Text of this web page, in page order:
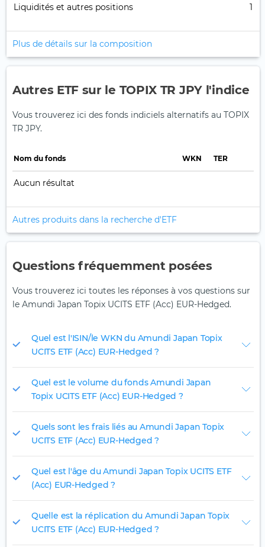
Liquidités et autres positions 1
Plus de détails sur la composition
Autres ETF sur le TOPIX TR JPY l'indice
Vous trouverez ici des fonds indiciels alternatifs au TOPIX
TR JPY.
Nom du fonds WKN TER
Aucun résultat
Autres produits dans la recherche d'ETF
Questions fréquemment posées
Vous trouverez ici toutes les réponses à vos questions sur
le Amundi Japan Topix UCITS ETF (Acc) EUR-Hedged.
Quel est l'ISIN/le WKN du Amundi Japan Topix
UCITS ETF (Acc) EUR-Hedged ?
Quel est le volume du fonds Amundi Japan
Topix UCITS ETF (Acc) EUR-Hedged ?
Quels sont les frais liés au Amundi Japan Topix
UCITS ETF (Acc) EUR-Hedged ?
Quel est l'âge du Amundi Japan Topix UCITS ETF
(Acc) EUR-Hedged ?
Quelle est la réplication du Amundi Japan Topix
UCITS ETF (Acc) EUR-Hedged ?